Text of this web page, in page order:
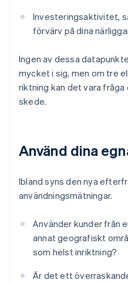
Investeringsaktivitet,
förvärv på dina
Ingen av dessa
mycket i sig, men om tre
riktning kan det vara
skede.
Använd dina
Ibland syns den nya
användningsmätningar.
Använder kunder från
annat geografiskt
som helst inriktning?
Är det ett